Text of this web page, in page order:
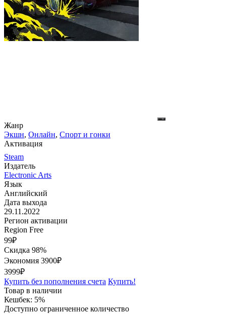
Жанр
Экшн, Онлайн, Спорт и гонки
Активация
Steam
Издатель
Electronic Arts
Язык
Английский
Дата выхода
29.11.2022
Регион активации
Region Free
99₽
Скидка 98%
Экономия 3900₽
3999₽
Купить без пополнения счета Купить!
Товар в наличии
Кешбек: 5%
Доступно ограниченное количество